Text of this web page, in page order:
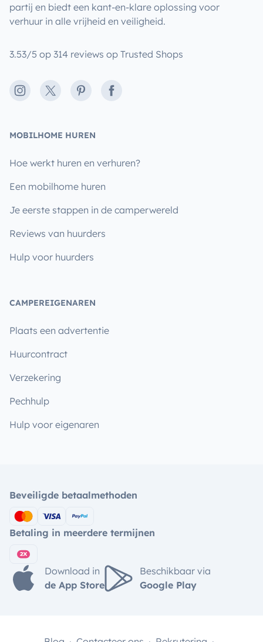
partij en biedt een kant-en-klare oplossing voor
verhuur in alle vrijheid en veiligheid.
3.53/5 op 314 reviews op Trusted Shops
Instagram
X PinterestFacebook
MOBILHOME HUREN
Hoe werkt huren en verhuren?
Een mobilhome huren
Je eerste stappen in de camperwereld
Reviews van huurders
Hulp voor huurders
CAMPEREIGENAREN
Plaats een advertentie
Huurcontract
Verzekering
Pechhulp
Hulp voor eigenaren
Beveiligde betaalmethoden
Betaling in meerdere termijnen
Download in
de App Store
Beschikbaar via
Google Play